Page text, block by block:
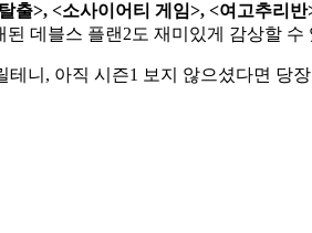
출>, <소사이어티 게임>, <여고추리반
데블스 플랜2도 재미있게 감상할 수
니, 아직 시즌1 보지 않으셨다면 당